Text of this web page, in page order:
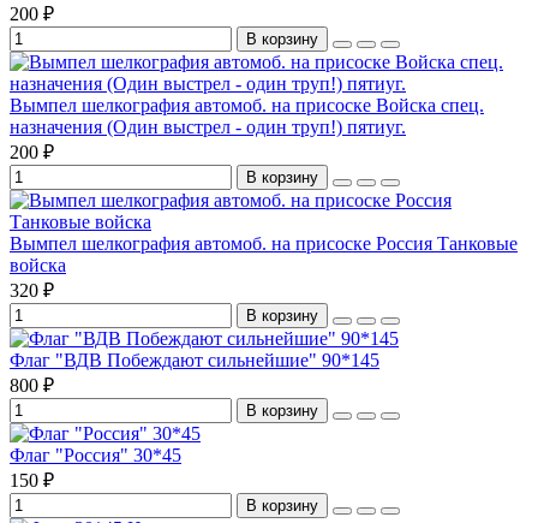
200 ₽
В корзину
Вымпел шелкография автомоб. на присоске Войска спец.
назначения (Один выстрел - один труп!) пятиуг.
200 ₽
В корзину
Вымпел шелкография автомоб. на присоске Россия Танковые
войска
320 ₽
В корзину
Флаг "ВДВ Побеждают сильнейшие" 90*145
800 ₽
В корзину
Флаг "Россия" 30*45
150 ₽
В корзину